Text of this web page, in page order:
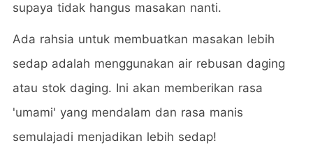
supaya tidak hangus masakan nanti.
Ada rahsia untuk membuatkan masakan lebih
sedap adalah menggunakan air rebusan daging
atau stok daging. Ini akan memberikan rasa
'umami' yang mendalam dan rasa manis
semulajadi menjadikan lebih sedap!